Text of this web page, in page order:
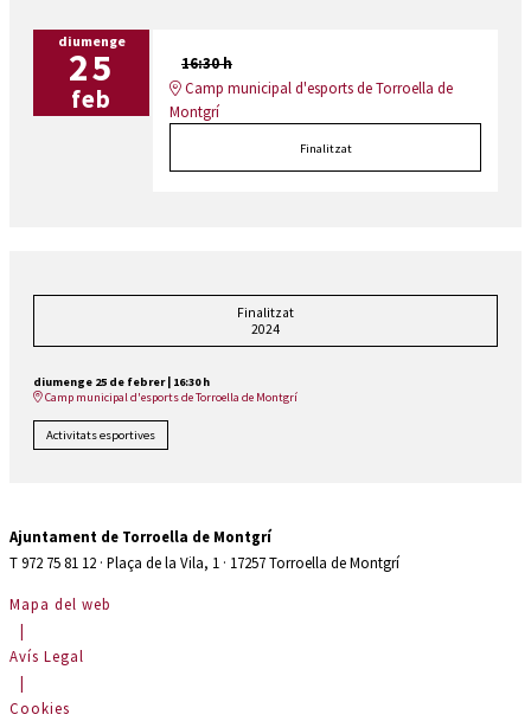
diumenge
25
feb
16:30 h
Camp municipal d'esports de Torroella de
Montgrí
Finalitzat
Finalitzat
2024
diumenge 25 de febrer| 16:30 h
Camp municipal d'esports de Torroella de Montgrí
Activitats esportives
Ajuntament de Torroella de Montgrí
T 972 75 81 12 · Plaça de la Vila, 1 · 17257 Torroella de Montgrí
Mapa del web
|
Avís Legal
|
Cookies